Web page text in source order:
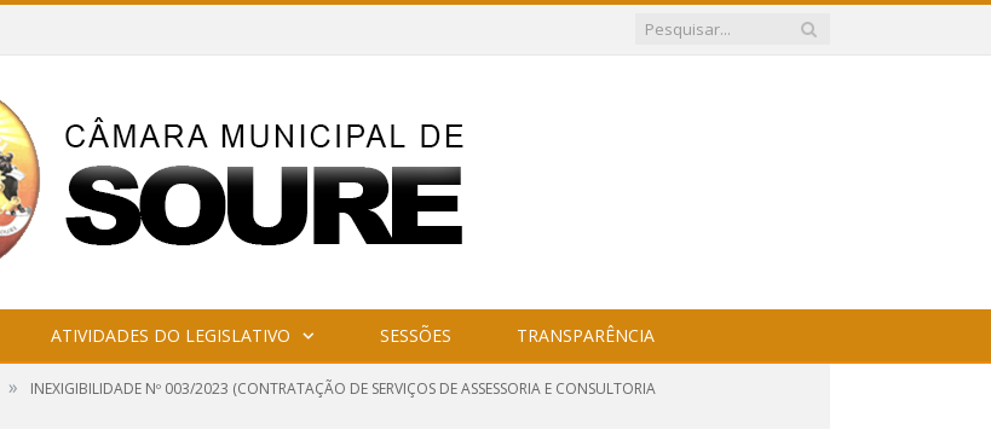
ATIVIDADES DO LEGISLATIVO SESSÕES TRANSPARÊNCIA
» INEXIGIBILIDADE Nº 003/2023 (CONTRATAÇÃO DE SERVIÇOS DE ASSESSORIA E CONSULTORIA